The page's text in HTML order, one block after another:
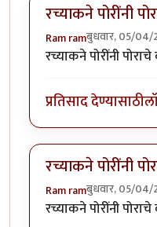
रच्याकने पोरींनी
Ram ramबुधवार, 05/04/
रच्याकने पोरींनी
प्रतिसाद देण्यासाठी
रच्याकने पोरींनी
Ram ramबुधवार, 05/04/
रच्याकने पोरींनी